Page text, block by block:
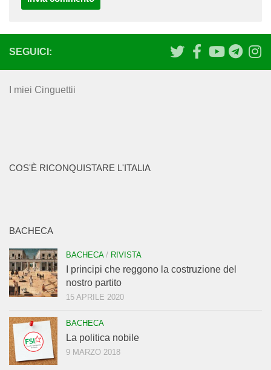
SEGUICI:
I miei Cinguettii
COS'È RICONQUISTARE L'ITALIA
BACHECA
BACHECA/ RIVISTA
I principi che reggono la costruzione del
nostro partito
15 APRILE 2020
BACHECA
La politica nobile
9 MARZO 2018